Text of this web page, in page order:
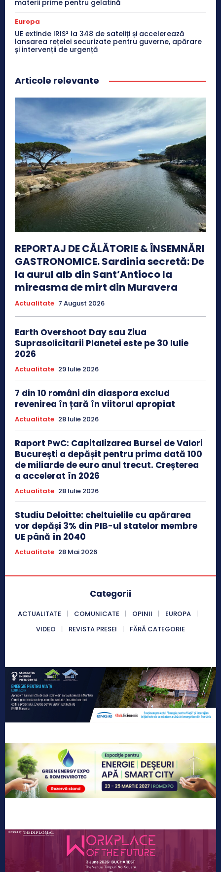
materii prime pentru gelatină
Europa
UE extinde IRIS² la 348 de sateliți și accelerează
lansarea rețelei securizate pentru guverne, apărare
și intervenții de urgență
Articole relevante
REPORTAJ DE CĂLĂTORIE & ÎNSEMNĂRI
GASTRONOMICE. Sardinia secretă: De
la aurul alb din Sant’Antioco la
mireasma de mirt din Muravera
Actualitate 7 August 2026
Earth Overshoot Day sau Ziua
Suprasolicitarii Planetei este pe 30 Iulie
2026
Actualitate 29 Iulie 2026
7 din 10 români din diaspora exclud
revenirea în țară în viitorul apropiat
Actualitate 28 Iulie 2026
Raport PwC: Capitalizarea Bursei de Valori
București a depășit pentru prima dată 100
de miliarde de euro anul trecut. Creșterea
a accelerat în 2026
Actualitate 28 Iulie 2026
Studiu Deloitte: cheltuielile cu apărarea
vor depăși 3% din PIB-ul statelor membre
UE până în 2040
Actualitate 28 Mai 2026
Categorii
ACTUALITATE COMUNICATE OPINII
EUROPA
VIDEO
REVISTA PRESEI FĂRĂ CATEGORIE